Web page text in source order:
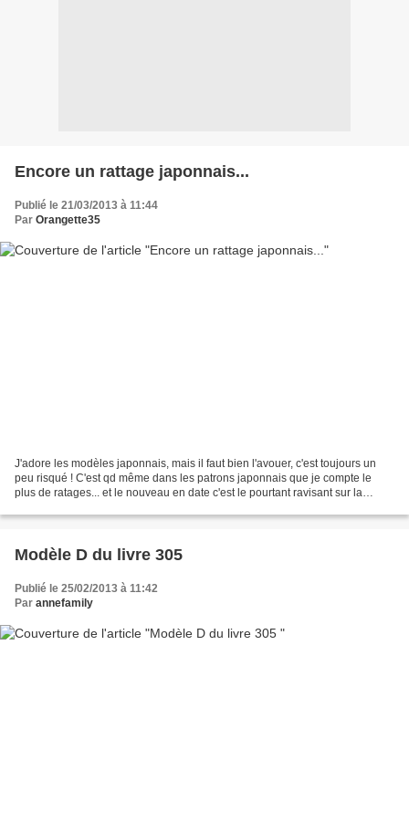
Encore un rattage japonnais...
Publié le 21/03/2013 à 11:44
Par Orangette35
J'adore les modèles japonnais, mais il faut bien l'avouer, c'est toujours un
peu risqué ! C'est qd même dans les patrons japonnais que je compte le
plus de ratages... et le nouveau en date c'est le pourtant ravisant sur la
Modèle D du livre 305
Publié le 25/02/2013 à 11:42
Par annefamily